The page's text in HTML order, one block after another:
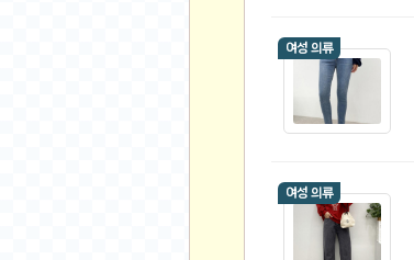
공지사항
등업 안내
여성 의류
여성 의류